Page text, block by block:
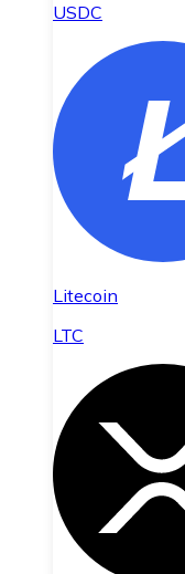
USDC
Litecoin
LTC